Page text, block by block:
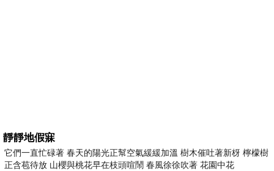
靜靜地假寐
它們一直忙碌著 春天的陽光正幫空氣緩緩加溫 樹木催吐著新枒 檸檬樹
正含苞待放 山櫻與桃花早在枝頭喧鬧 春風徐徐吹著 花園中花